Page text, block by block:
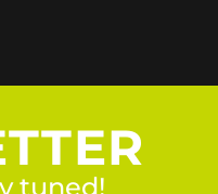
tuned!